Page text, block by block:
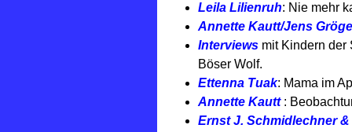
Leila Lilienruh: Nie mehr
Annette Kautt/Jens
Interviews mit Kindern der
Böser Wolf.
Ettenna Tuak: Mama im
Annette Kautt :
Ernst J. Schmidlechner